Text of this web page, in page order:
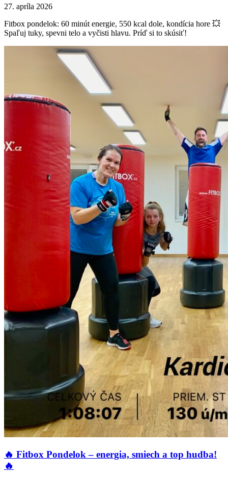
27. apríla 2026
Fitbox pondelok: 60 minút energie, 550 kcal dole, kondícia hore 💥
Spaľuj tuky, spevni telo a vyčisti hlavu. Príď si to skúsiť!
🔥 Fitbox Pondelok – energia, smiech a top hudba!
🔥